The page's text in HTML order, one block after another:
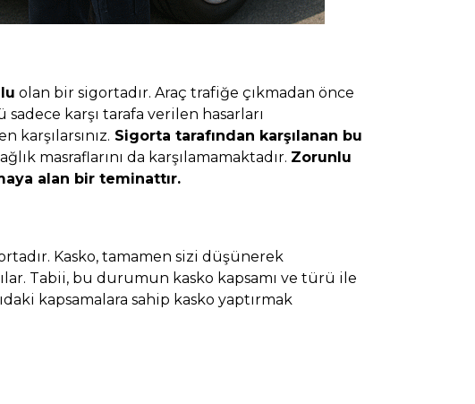
olan bir sigortadır. Araç trafiğe çıkmadan önce
karşı tarafa verilen hasarları
karşılarsınız. Sigorta tarafından karşılanan bu
masraflarını da karşılamamaktadır. Zorunlu
alan bir teminattır.
Kasko, tamamen sizi düşünerek
Tabii, bu durumun kasko kapsamı ve türü ile
kapsamalara sahip kasko yaptırmak